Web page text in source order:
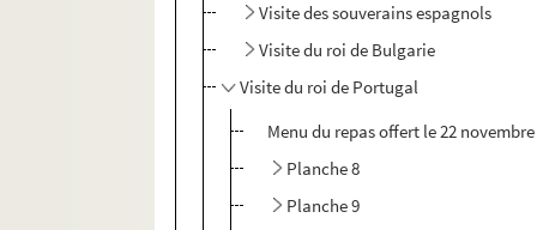
Visite des souverains espagnols
Visite du roi de Bulgarie
Visite du roi de Portugal
Menu du repas offert le 22
Planche 8
Planche 9